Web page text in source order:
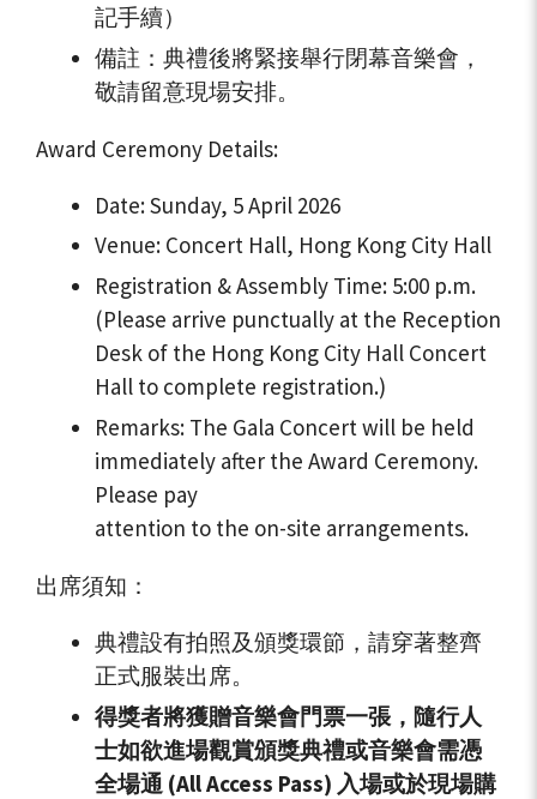
記手續）
備註：典禮後將緊接舉行閉幕音樂會，
敬請留意現場安排。
Award Ceremony Details:
Date: Sunday, 5 April 2026
Venue: Concert Hall, Hong Kong City Hall
Registration & Assembly Time: 5:00 p.m.
(Please arrive punctually at the Reception
Desk of the Hong Kong City Hall Concert
Hall to complete registration.)
Remarks: The Gala Concert will be held
immediately after the Award Ceremony.
Please pay
attention to the on-site arrangements.
出席須知：
典禮設有拍照及頒獎環節，請穿著整齊
正式服裝出席。
得獎者將獲贈音樂會門票一張，隨行人
士如欲進場觀賞頒獎典禮或音樂會需憑
全場通 (All Access Pass) 入場或於現場購